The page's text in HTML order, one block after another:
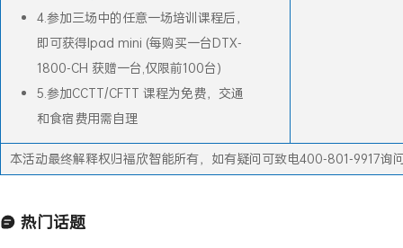
4.参加三场中的任意一场培训课程后，
即可获得Ipad mini (每购买一台DTX-
1800-CH 获赠一台,仅限前100台)
5.参加CCTT/CFTT 课程为免费，交通
和食宿费用需自理
本活动最终解释权归福欣智能所有，如有疑问可致电400-801-9917询
热门话题